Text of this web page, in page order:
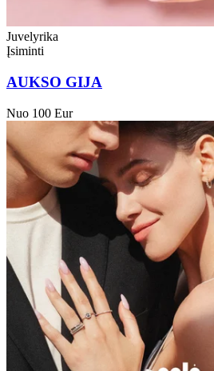
Juvelyrika
Įsiminti
AUKSO GIJA
Nuo 100 Eur